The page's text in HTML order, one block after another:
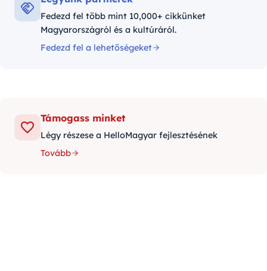
Fedezd fel több mint 10,000+ cikkünket
Magyarországról és a kultúráról.
Fedezd fel a lehetőségeket
Támogass minket
Légy részese a HelloMagyar fejlesztésének
Tovább